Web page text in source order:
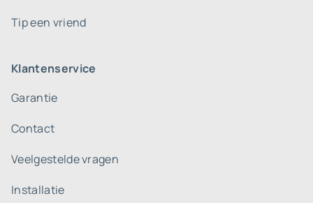
Tip een vriend
Klantenservice
Garantie
Contact
Veelgestelde vragen
Installatie